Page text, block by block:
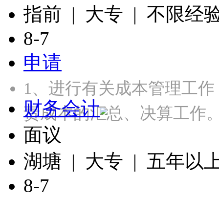
指前 | 大专 | 不限经
8-7
申请
1、进行有关成本管理工
责成本的汇总、决算工
财务会计
面议
湖塘 | 大专 | 五年以
8-7